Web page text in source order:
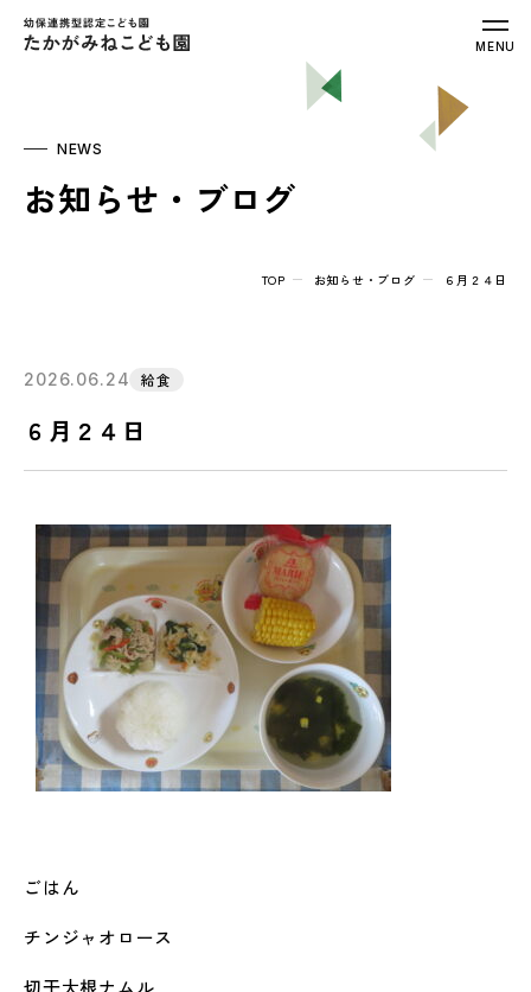
幼保連携型認定こども園 たかがみねこ
MENU
NEWS
お知らせ・ブログ
TOP お知らせ・ブログ ６月２４日
2026.06.24 給食
６月２４日
ごはん
チンジャオロース
切干大根ナムル